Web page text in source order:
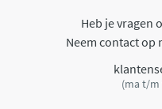
Heb je vragen
Neem contact op
(ma t/m